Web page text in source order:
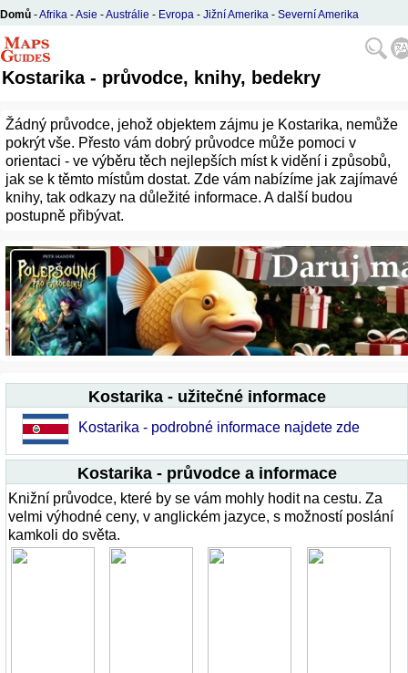
Domů -Afrika -Asie -Austrálie - Evropa - Jižní Amerika - Severní Amerika
Kostarika - průvodce, knihy, bedekry
Žádný průvodce, jehož objektem zájmu je Kostarika, nemůže
pokrýt vše. Přesto vám dobrý průvodce může pomoci v
orientaci - ve výběru těch nejlepších míst k vidění i způsobů,
jak se k těmto místům dostat. Zde vám nabízíme jak zajímavé
knihy, tak odkazy na důležité informace. A další budou
postupně přibývat.
Kostarika - užitečné informace
Kostarika - podrobné informace najdete zde
Kostarika - průvodce a informace
Knižní průvodce, které by se vám mohly hodit na cestu. Za
velmi výhodné ceny, v anglickém jazyce, s možností poslání
kamkoli do světa.